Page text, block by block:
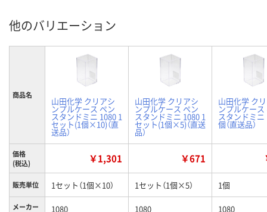
他のバリエーション
商品名
山田化学 クリアシ
ンプルケース ペン
スタンドミニ 1080 1
セット(1個×10)（直
送品）
山田化学 クリアシ
ンプルケース ペン
スタンドミニ 1080 1
セット(1個×5)（直送
品）
山田化学 ク
ンプルケース
スタンドミニ
個（直送品）
価格
(税込)
￥1,301 ￥671
販売単位 1セット（1個×10） 1セット（1個×5） 1個
メーカー
1080 1080 1080